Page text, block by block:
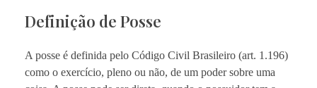
Definição de Posse
A posse é definida pelo Código Civil Brasileiro (art. 1.196)
como o exercício, pleno ou não, de um poder sobre uma